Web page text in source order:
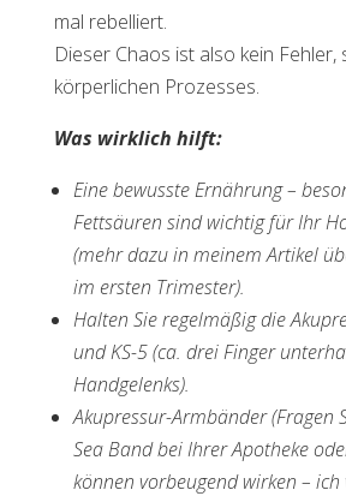
mal rebelliert.
Dieser Chaos ist also kein Fehler,
körperlichen Prozesses.
Was wirklich hilft:
Eine bewusste Ernährung –
Fettsäuren sind wichtig für Ihr
(mehr dazu in meinem Artikel
im ersten Trimester).
Halten Sie regelmäßig die
und KS-5 (ca. drei Finger
Handgelenks).
Akupressur-Armbänder (Fragen
Sea Band bei Ihrer Apotheke
können vorbeugend wirken –